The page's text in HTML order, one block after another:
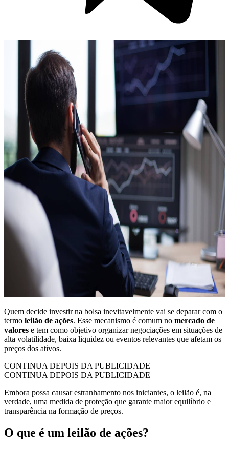
Quem decide investir na bolsa inevitavelmente vai se deparar com o
termo leilão de ações. Esse mecanismo é comum no mercado de
valores e tem como objetivo organizar negociações em situações de
alta volatilidade, baixa liquidez ou eventos relevantes que afetam os
preços dos ativos.
CONTINUA DEPOIS DA PUBLICIDADE
CONTINUA DEPOIS DA PUBLICIDADE
Embora possa causar estranhamento nos iniciantes, o leilão é, na
verdade, uma medida de proteção que garante maior equilíbrio e
transparência na formação de preços.
O que é um leilão de ações?